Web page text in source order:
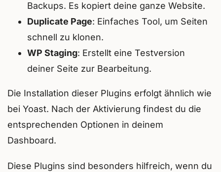
Backups. Es kopiert deine ganze Website.
Duplicate Page: Einfaches Tool, um Seiten
schnell zu klonen.
WP Staging: Erstellt eine Testversion
deiner Seite zur Bearbeitung.
Die Installation dieser Plugins erfolgt ähnlich wie
bei Yoast. Nach der Aktivierung findest du die
entsprechenden Optionen in deinem
Dashboard.
Diese Plugins sind besonders hilfreich, wenn du